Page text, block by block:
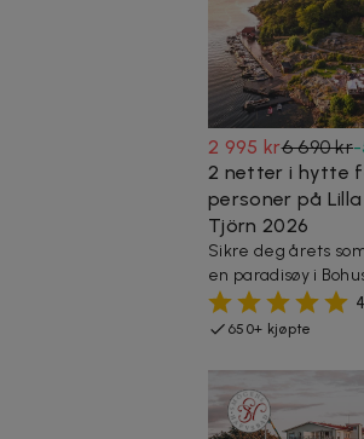
2 995 kr6 690 kr-
2 netter i hytte
personer på
Tjörn 2026
Sikre deg årets
en paradisøy i
650+ kjøpte